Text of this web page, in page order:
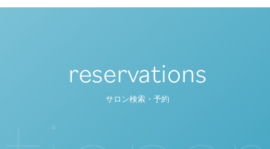
reservations
サロン検索・予約